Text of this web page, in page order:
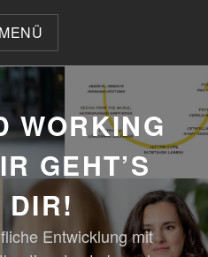
MENÜ
WORKING
GEHT’S
DIR!
Entwicklung mit